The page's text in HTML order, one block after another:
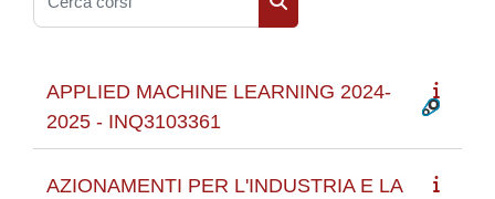
Cerca corsi
APPLIED MACHINE LEARNING 2024-
2025 - INQ3103361
AZIONAMENTI PER L'INDUSTRIA E LA